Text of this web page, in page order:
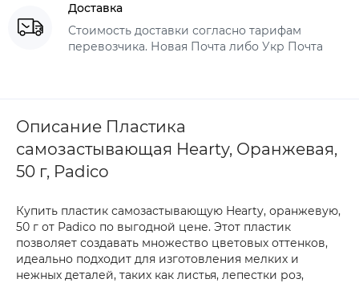
Доставка
Стоимость доставки согласно тарифам
перевозчика. Новая Почта либо Укр Почта
Описание Пластика
самозастывающая Hearty, Оранжевая,
50 г, Padico
Купить пластик самозастывающую Hearty, оранжевую,
50 г от Padico по выгодной цене. Этот пластик
позволяет создавать множество цветовых оттенков,
идеально подходит для изготовления мелких и
нежных деталей, таких как листья, лепестки роз,